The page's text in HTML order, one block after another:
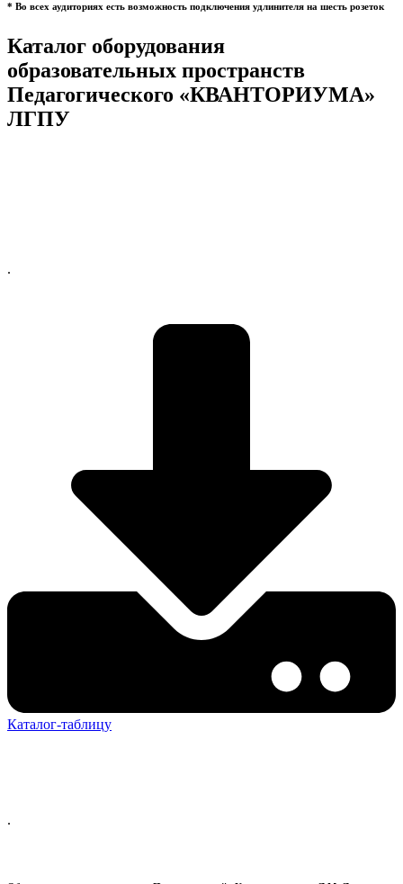
* Во всех аудиториях есть возможность подключения удлинителя на шесть розеток
Каталог оборудования
образовательных пространств
Педагогического «КВАНТОРИУМА»
ЛГПУ
.
Каталог-таблицу
.